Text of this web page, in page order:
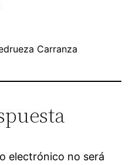
Carranza
electrónico no será